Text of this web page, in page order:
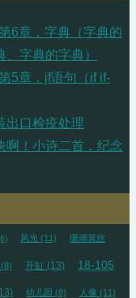
6章，字典（字典的
字典的字典）
5章，jf语句（if if-
出口检疫处理
啊！小诗二首，纪念
风光 (11) 珊瑚莫丝
(8) 开缸 (13) 18-105
幼儿园 (8) 人像 (11)